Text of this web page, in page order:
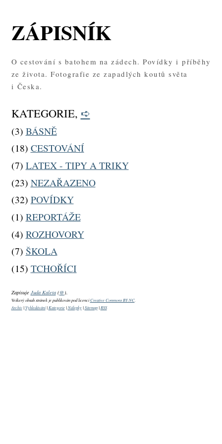
ZÁPISNÍK
O cestování s batohem na zádech. Povídky i příběhy
ze života. Fotografie ze zapadlých koutů světa
i Česka.
KATEGORIE, ➪
(3) BÁSNĚ
(18) CESTOVÁNÍ
(7) LATEX - TIPY A TRIKY
(23) NEZAŘAZENO
(32) POVÍDKY
(1) REPORTÁŽE
(4) ROZHOVORY
(7) ŠKOLA
(15) TCHOŘÍCI
Zapisuje Juda Kaleta(@).
Veškerý obsah stránek je publikován pod licencíCreative Commons BY-NC.
Archiv| Vyhledávání|Kategorie|Nálepky|Sitemap|RSS